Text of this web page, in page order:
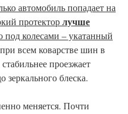
автомобиль попадает на
протекторлучше
под колесами – укатанный
всем коварстве шин в
проезжает
зеркального блеска.
меняется. Почти